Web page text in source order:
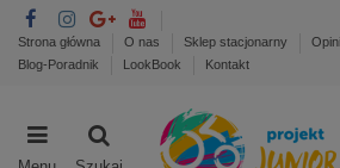
Strona główna O nas Sklep stacjonarny
Blog-Poradnik
LookBook Kontakt